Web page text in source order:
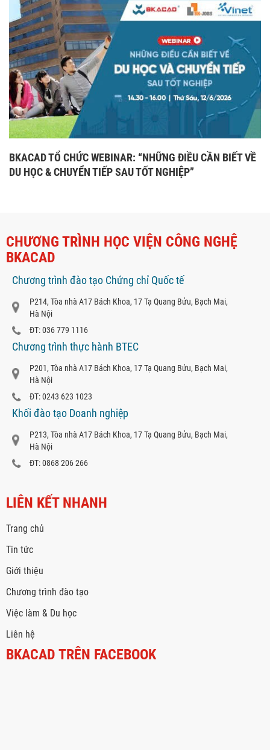
BKACAD TỔ CHỨC WEBINAR: “NHỮNG ĐIỀU CẦN BIẾT VỀ
DU HỌC & CHUYỂN TIẾP SAU TỐT NGHIỆP”
CHƯƠNG TRÌNH HỌC VIỆN CÔNG NGHỆ
BKACAD
Chương trình đào tạo Chứng chỉ Quốc tế
P214, Tòa nhà A17 Bách Khoa, 17 Tạ Quang Bửu, Bạch Mai,
Hà Nội
ĐT: 036 779 1116
Chương trình thực hành BTEC
P201, Tòa nhà A17 Bách Khoa, 17 Tạ Quang Bửu, Bạch Mai,
Hà Nội
ĐT: 0243 623 1023
Khối đào tạo Doanh nghiệp
P213, Tòa nhà A17 Bách Khoa, 17 Tạ Quang Bửu, Bạch Mai,
Hà Nội
ĐT: 0868 206 266
LIÊN KẾT NHANH
Trang chủ
Tin tức
Giới thiệu
Chương trình đào tạo
Việc làm & Du học
Liên hệ
BKACAD TRÊN FACEBOOK